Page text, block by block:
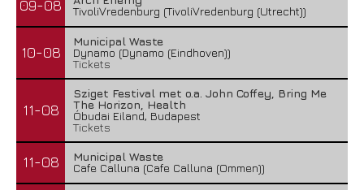
09-08
TivoliVredenburg (TivoliVredenburg (Utrecht))
10-08
Municipal Waste
Dynamo (Dynamo (Eindhoven))
Tickets
11-08
Sziget Festival met o.a. John Coffey, Bring Me
The Horizon, Health
Óbudai Eiland, Budapest
Tickets
11-08
Municipal Waste
Cafe Calluna (Cafe Calluna (Ommen))